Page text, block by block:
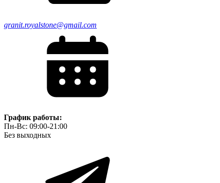
granit.royalstone@gmail.com
График работы:
Пн-Вс: 09:00-21:00
Без выходных